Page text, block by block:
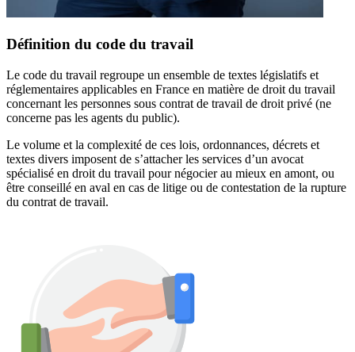
Définition du code du travail
Le code du travail regroupe un ensemble de textes législatifs et
réglementaires applicables en France en matière de droit du travail
concernant les personnes sous contrat de travail de droit privé (ne
concerne pas les agents du public).
Le volume et la complexité de ces lois, ordonnances, décrets et
textes divers imposent de s’attacher les services d’un avocat
spécialisé en droit du travail pour négocier au mieux en amont, ou
être conseillé en aval en cas de litige ou de contestation de la rupture
du contrat de travail.